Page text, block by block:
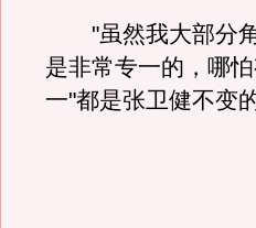
"虽然我大部分角
是非常专一的，哪
一"都是张卫健不变